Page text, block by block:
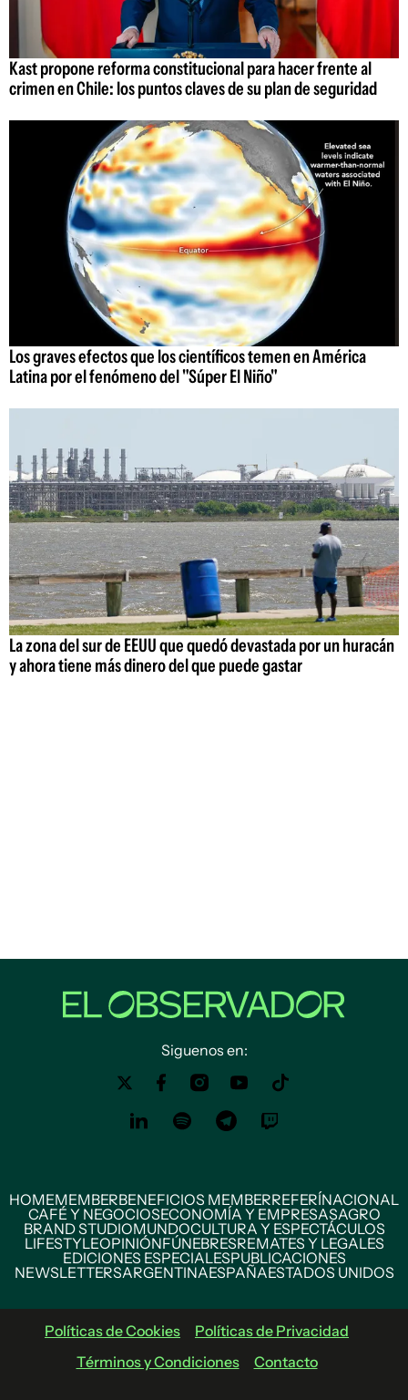
Kast propone reforma constitucional para hacer frente al
crimen en Chile: los puntos claves de su plan de seguridad
Los graves efectos que los científicos temen en América
Latina por el fenómeno del "Súper El Niño"
La zona del sur de EEUU que quedó devastada por un huracán
y ahora tiene más dinero del que puede gastar
Siguenos en:
HOMEMEMBERBENEFICIOS MEMBERREFERÍNACIONAL
CAFÉ Y NEGOCIOSECONOMÍA Y EMPRESASAGRO
BRAND STUDIOMUNDOCULTURA Y ESPECTÁCULOS
LIFESTYLEOPINIÓNFÚNEBRESREMATES Y LEGALES
EDICIONES ESPECIALESPUBLICACIONES
NEWSLETTERSARGENTINAESPAÑAESTADOS UNIDOS
Políticas de Cookies
Políticas de Privacidad
Términos y Condiciones
Contacto